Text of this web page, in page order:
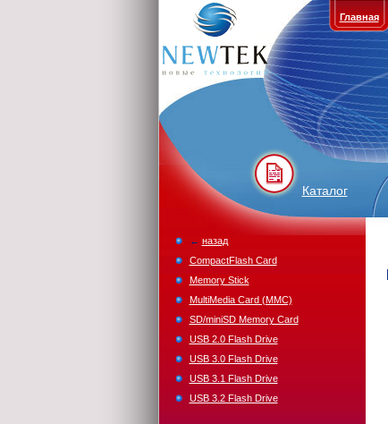
Главная
Каталог
← назад
CompactFlash Card
Memory Stick
MultiMedia Card (MMC)
SD/miniSD Memory Card
USB 2.0 Flash Drive
USB 3.0 Flash Drive
USB 3.1 Flash Drive
USB 3.2 Flash Drive